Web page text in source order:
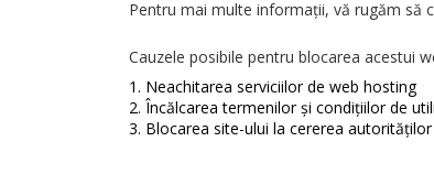
Pentru mai multe informații, vă rugăm să
Cauzele posibile pentru blocarea acestui
Neachitarea serviciilor de web hosting
Încălcarea termenilor și condițiilor de
Blocarea site-ului la cererea autorităților